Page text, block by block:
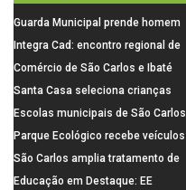
Guarda Municipal prende homem
por tentativa de furto em CEMEI
após cerco em São Carlos
Integra Cad: encontro regional de
segurança púbica será realizado
dia 10 de agosto em São Carlos
Comércio de São Carlos e Ibaté
terá horário especial para o dia
dos Pais
Santa Casa seleciona crianças
para pesquisa sobre dor de
crescimento
Escolas municipais de São Carlos
superam média Nacional do IDEB
Parque Ecológico recebe veículos
elétricos e moderniza rotina de
manejo dos animais
São Carlos amplia tratamento de
resíduos de saúde com autoclave
Educação em Destaque: EE